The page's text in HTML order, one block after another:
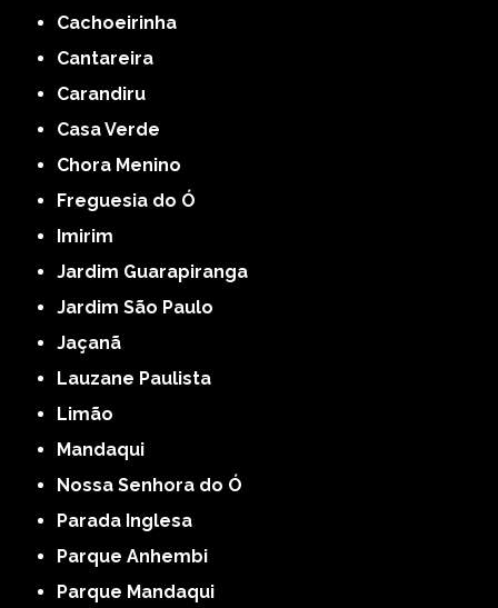
Cachoeirinha
Cantareira
Carandiru
Casa Verde
Chora Menino
Freguesia do Ó
Imirim
Jardim Guarapiranga
Jardim São Paulo
Jaçanã
Lauzane Paulista
Limão
Mandaqui
Nossa Senhora do Ó
Parada Inglesa
Parque Anhembi
Parque Mandaqui